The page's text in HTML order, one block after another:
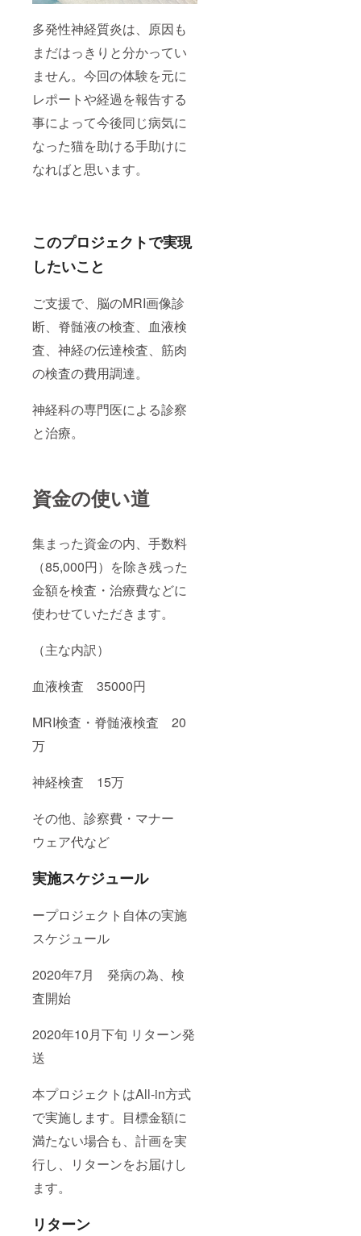
多発性神経質炎は、原因も
まだはっきりと分かってい
ません。今回の体験を元に
レポートや経過を報告する
事によって今後同じ病気に
なった猫を助ける手助けに
なればと思います。
このプロジェクトで実現
したいこと
ご支援で、脳のMRI画像診
断、脊髄液の検査、血液検
査、神経の伝達検査、筋肉
の検査の費用調達。
神経科の専門医による診察
と治療。
資金の使い道
集まった資金の内、手数料
（85,000円）を除き残った
金額を検査・治療費などに
使わせていただきます。
（主な内訳）
血液検査 35000円
MRI検査・脊髄液検査 20
万
神経検査 15万
その他、診察費・マナー
ウェア代など
実施スケジュール
ープロジェクト自体の実施
スケジュール
2020年7月 発病の為、検
査開始
2020年10月下旬 リターン発
送
本プロジェクトはAll-in方式
で実施します。目標金額に
満たない場合も、計画を実
行し、リターンをお届けし
ます。
リターン